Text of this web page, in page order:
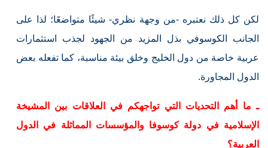
لكن كل ذلك نعتبره -من وجهة نظري- شيئًا متواضعًا؛ لذا على
الجانب الكوسوفي بذل المزيد من الجهود لجذب استثمارات
عربية خاصة من دول الخليج وخلق بيئة مناسبة، كما تفعله بعض
الدول المجاورة.
ـ ما أهم التحديات التي تواجهكم في العلاقات بين المشيخة
الإسلامية في دولة كوسوفا والمؤسسات المماثلة في الدول
العربية؟